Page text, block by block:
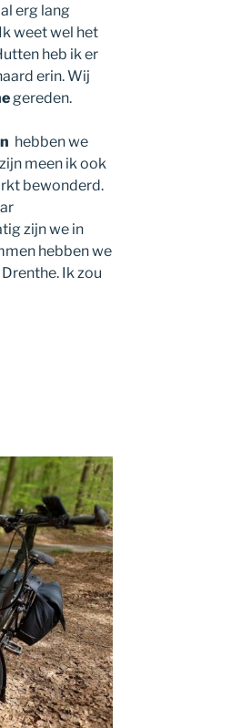
erg lang
weet wel het
heb ik er
erin. Wij
gereden.
hebben we
meen ik ook
bewonderd.
zijn we in
hebben we
Ik zou